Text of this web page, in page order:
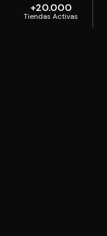
+20.000
Tiendas Activas